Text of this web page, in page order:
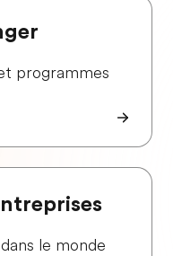
programmes
le monde